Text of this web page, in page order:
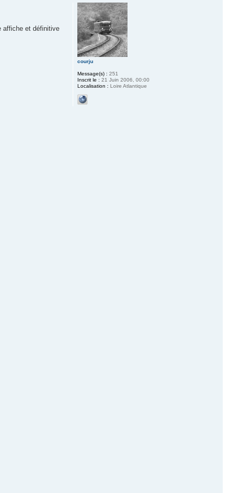
affiche et définitive
courju
Message(s) : 251
Inscrit le : 21 Juin 2006, 00:00
Localisation : Loire Atlantique